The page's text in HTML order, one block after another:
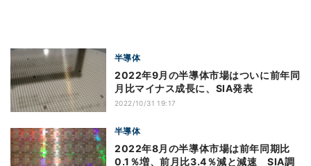
半導体
2022年9月の半導体市場はついに前年同
月比マイナス成長に、SIA発表
2022/10/31 19:17
半導体
2022年8月の半導体市場は前年同期比
0.1％増、前月比3.4％減と減速 SIA調